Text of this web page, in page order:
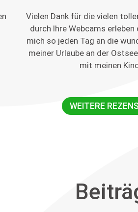
Vielen Dank für die vielen
durch Ihre Webcams
mich so jeden Tag an die
meiner Urlaube an der
mit meinen
WEITERE